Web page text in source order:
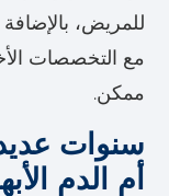
للمريض،
مع التخصصات
ممكن.
سنوات
أم الدم